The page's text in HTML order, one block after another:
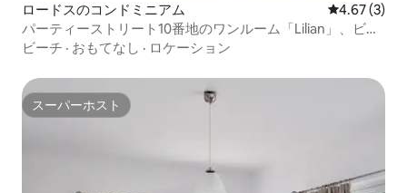
ロードスのコンドミニアム レビュー3
4.67 (3)
パーティーストリート10番地のワンルーム「Lilian」、ビー
チの隣
ビーチ · おもてなし · ロケーション
スーパーホスト
スーパーホスト